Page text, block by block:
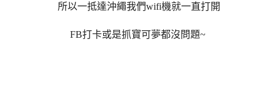
所以一抵達沖繩我們wifi機就一直打開
FB打卡或是抓寶可夢都沒問題~